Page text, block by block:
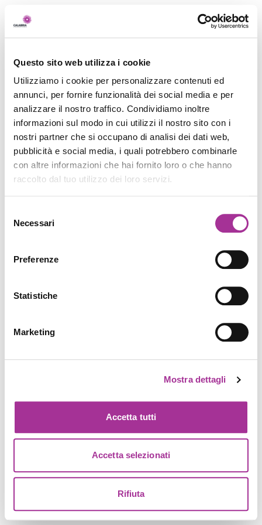
Questo sito web utilizza i cookie
Utilizziamo i cookie per personalizzare contenuti ed
annunci, per fornire funzionalità dei social media e per
analizzare il nostro traffico. Condividiamo inoltre
informazioni sul modo in cui utilizzi il nostro sito con i
nostri partner che si occupano di analisi dei dati web,
pubblicità e social media, i quali potrebbero combinarle
con altre informazioni che hai fornito loro o che hanno
raccolto dal tuo utilizzo dei loro servizi.
delNecessari
Preferenze
Statistiche
Marketing
Mostra dettagli
Accetta tutti
Accetta selezionati
Rifiuta